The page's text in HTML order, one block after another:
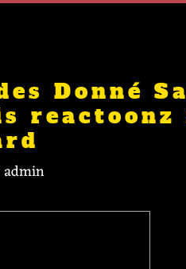
Donné
reactoonz
admin